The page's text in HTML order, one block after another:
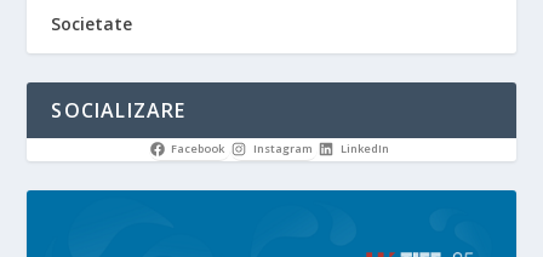
Societate
SOCIALIZARE
Facebook Instagram LinkedIn